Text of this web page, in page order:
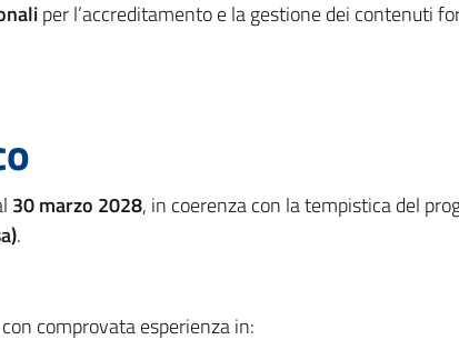
per l’accreditamento e la gestione dei contenuti
30 marzo 2028, in coerenza con la tempistica del
.
comprovata esperienza in: